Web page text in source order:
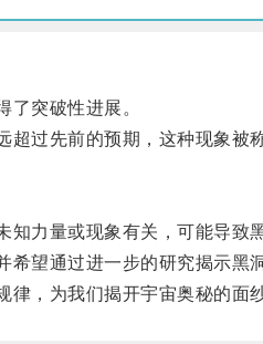
突破性进展。
先前的预期，这种现象被称
量或现象有关，可能导致
望通过进一步的研究揭示黑洞
，为我们揭开宇宙奥秘的面纱